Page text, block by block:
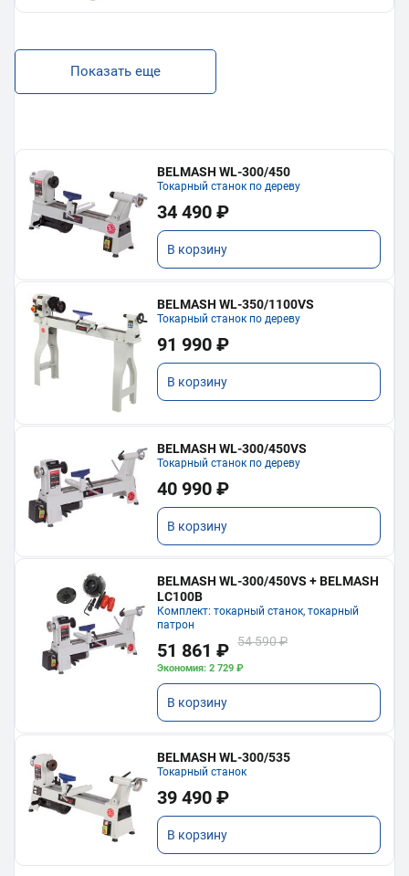
Показать еще
BELMASH WL-300/450
Токарный станок по дереву
34 490 ₽
В корзину
BELMASH WL-350/1100VS
Токарный станок по дереву
91 990 ₽
В корзину
BELMASH WL-300/450VS
Токарный станок по дереву
40 990 ₽
В корзину
BELMASH WL-300/450VS + BELMASH
LC100B
Комплект: токарный станок, токарный
патрон
51 861 ₽ 54 590 ₽
Экономия: 2 729 ₽
В корзину
BELMASH WL-300/535
Токарный станок
39 490 ₽
В корзину